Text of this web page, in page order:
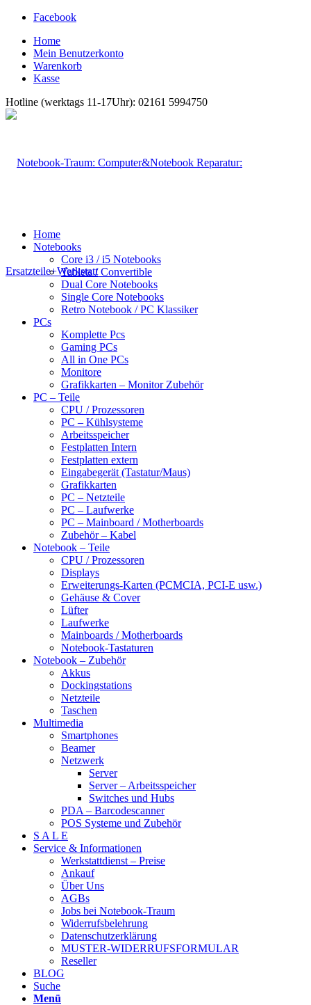
Facebook
Home
Mein Benutzerkonto
Warenkorb
Kasse
Hotline (werktags 11-17Uhr): 02161 5994750
Home
Notebooks
Core i3 / i5 Notebooks
Tablets / Convertible
Dual Core Notebooks
Single Core Notebooks
Retro Notebook / PC Klassiker
PCs
Komplette Pcs
Gaming PCs
All in One PCs
Monitore
Grafikkarten – Monitor Zubehör
PC – Teile
CPU / Prozessoren
PC – Kühlsysteme
Arbeitsspeicher
Festplatten Intern
Festplatten extern
Eingabegerät (Tastatur/Maus)
Grafikkarten
PC – Netzteile
PC – Laufwerke
PC – Mainboard / Motherboards
Zubehör – Kabel
Notebook – Teile
CPU / Prozessoren
Displays
Erweiterungs-Karten (PCMCIA, PCI-E usw.)
Gehäuse & Cover
Lüfter
Laufwerke
Mainboards / Motherboards
Notebook-Tastaturen
Notebook – Zubehör
Akkus
Dockingstations
Netzteile
Taschen
Multimedia
Smartphones
Beamer
Netzwerk
Server
Server – Arbeitsspeicher
Switches und Hubs
PDA – Barcodescanner
POS Systeme und Zubehör
S A L E
Service & Informationen
Werkstattdienst – Preise
Ankauf
Über Uns
AGBs
Jobs bei Notebook-Traum
Widerrufsbelehrung
Datenschutzerklärung
MUSTER-WIDERRUFSFORMULAR
Reseller
BLOG
Suche
Menü